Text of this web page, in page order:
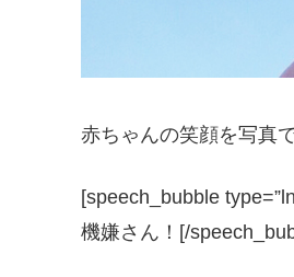
赤ちゃんの笑顔を写真
[speech_bubble
機嫌さん！[/